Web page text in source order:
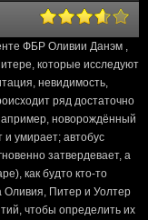
ФБР Оливии Данэм ,
которые исследуют
невидимость,
ряд достаточно
новорождённый
умирает; автобус
затвердевает, а
как будто кто-то
Оливия, Питер и Уолтер
чтобы определить их